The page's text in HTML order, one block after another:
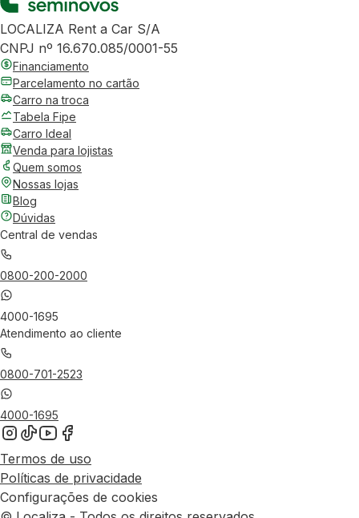
LOCALIZA Rent a Car S/A
CNPJ nº 16.670.085/0001-55
Financiamento
Parcelamento no cartão
Carro na troca
Tabela Fipe
Carro Ideal
Venda para lojistas
Quem somos
Nossas lojas
Blog
Dúvidas
Central de vendas
0800-200-2000
4000-1695
Atendimento ao cliente
0800-701-2523
4000-1695
Termos de uso
Políticas de privacidade
Configurações de cookies